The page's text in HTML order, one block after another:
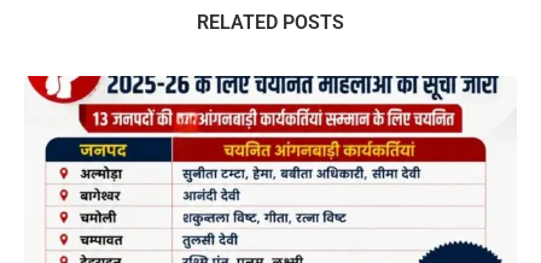
RELATED POSTS